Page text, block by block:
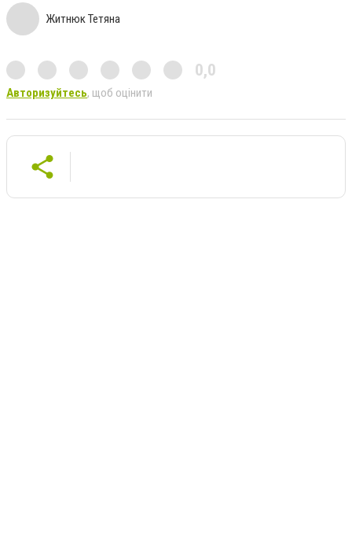
Житнюк Тетяна
0,0
Авторизуйтесь, щоб оцінити